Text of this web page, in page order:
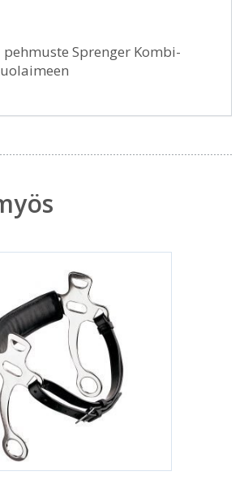
Sprenger Kombi-